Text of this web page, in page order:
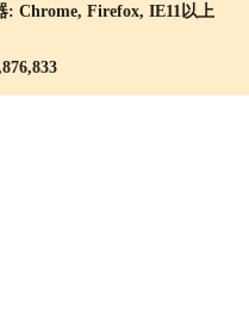
Chrome, Firefox, IE11以上